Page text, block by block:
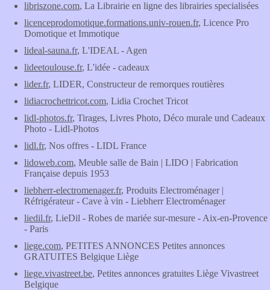
libriszone.com, La Librairie en ligne des librairies specialisées
licenceprodomotique.formations.univ-rouen.fr, Licence Pro
Domotique et Immotique
lideal-sauna.fr, L'IDEAL - Agen
lideetoulouse.fr, L'idée - cadeaux
lider.fr, LIDER, Constructeur de remorques routières
lidiacrochettricot.com, Lidia Crochet Tricot
lidl-photos.fr, Tirages, Livres Photo, Déco murale und Cadeaux
Photo - Lidl-Photos
lidl.fr, Nos offres - LIDL France
lidoweb.com, Meuble salle de Bain | LIDO | Fabrication
Française depuis 1953
liebherr-electromenager.fr, Produits Electroménager |
Réfrigérateur - Cave à vin - Liebherr Electroménager
liedil.fr, LieDil - Robes de mariée sur-mesure - Aix-en-Provence
- Paris
liege.com, PETITES ANNONCES Petites annonces
GRATUITES Belgique Liège
liege.vivastreet.be, Petites annonces gratuites Liège Vivastreet
Belgique